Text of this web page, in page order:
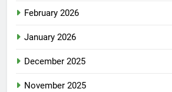
February 2026
January 2026
December 2025
November 2025